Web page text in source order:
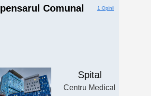
Comunal 1 Opinii
Spital
Centru Medical